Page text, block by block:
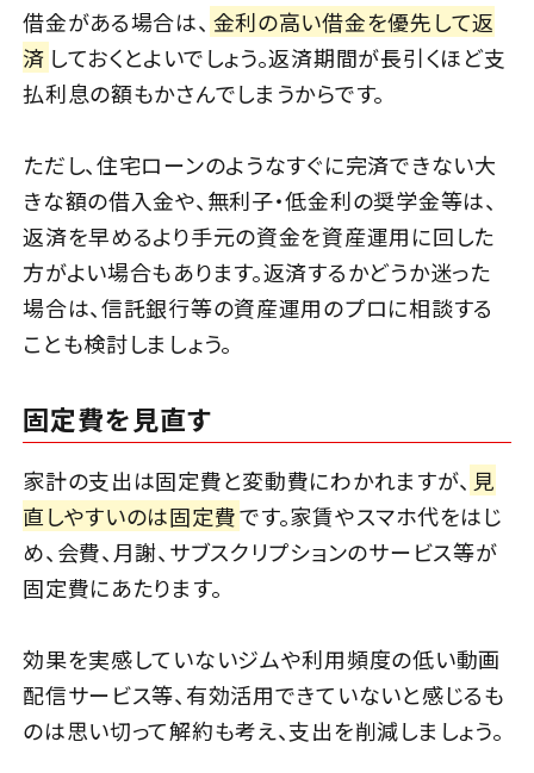
借金がある場合は、 金利の高い借金を優先して返
済 しておくとよいでしょう。返済期間が長引くほど支
払利息の額もかさんでしまうからです。
ただし、住宅ローンのようなすぐに完済できない大
きな額の借入金や、無利子・低金利の奨学金等は、
返済を早めるより手元の資金を資産運用に回した
方がよい場合もあります。返済するかどうか迷った
場合は、信託銀行等の資産運用のプロに相談する
ことも検討しましょう。
固定費を見直す
家計の支出は固定費と変動費にわかれますが、 見
直しやすいのは固定費です。家賃やスマホ代をはじ
め、会費、月謝、サブスクリプションのサービス等が
固定費にあたります。
効果を実感していないジムや利用頻度の低い動画
配信サービス等、有効活用できていないと感じるも
のは思い切って解約も考え、支出を削減しましょう。